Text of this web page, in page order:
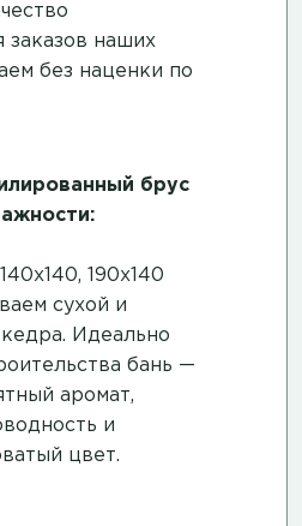
заказов наших
без наценки по
брус
190х140
сухой и
Идеально
бань —
аромат,
и
цвет.